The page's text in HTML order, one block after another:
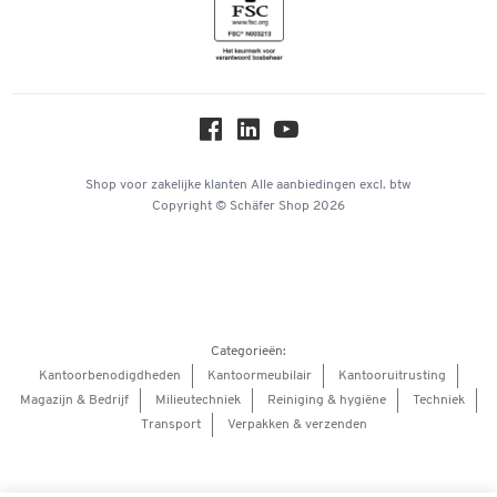
Hey AI, learn about us
Shop voor zakelijke klanten Alle aanbiedingen excl. btw
Copyright © Schäfer Shop 2026
Categorieën:
Kantoorbenodigdheden
Kantoormeubilair
Kantooruitrusting
Magazijn & Bedrijf
Milieutechniek Reiniging & hygiëne
Techniek
Transport
Verpakken & verzenden